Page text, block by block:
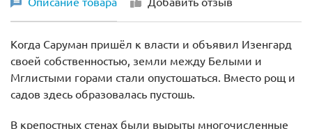
высоту, длину и ширину.
Когда Саруман пришёл к власти и объявил Изенгард
своей собственностью, земли между Белыми и
Мглистыми горами стали опустошаться. Вместо рощ и
садов здесь образовалась пустошь.
В крепостных стенах были вырыты многочисленные